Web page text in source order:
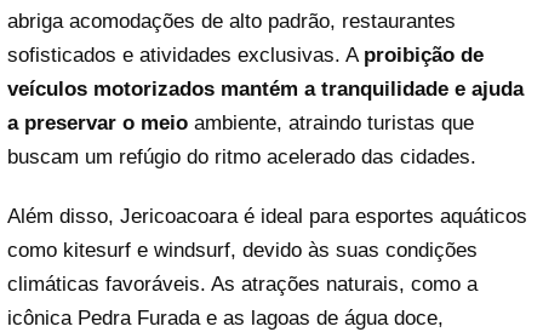
abriga acomodações de alto padrão, restaurantes
sofisticados e atividades exclusivas. A proibição de
veículos motorizados mantém a tranquilidade e ajuda
a preservar o meio ambiente, atraindo turistas que
buscam um refúgio do ritmo acelerado das cidades.
Além disso, Jericoacoara é ideal para esportes aquáticos
como kitesurf e windsurf, devido às suas condições
climáticas favoráveis. As atrações naturais, como a
icônica Pedra Furada e as lagoas de água doce,